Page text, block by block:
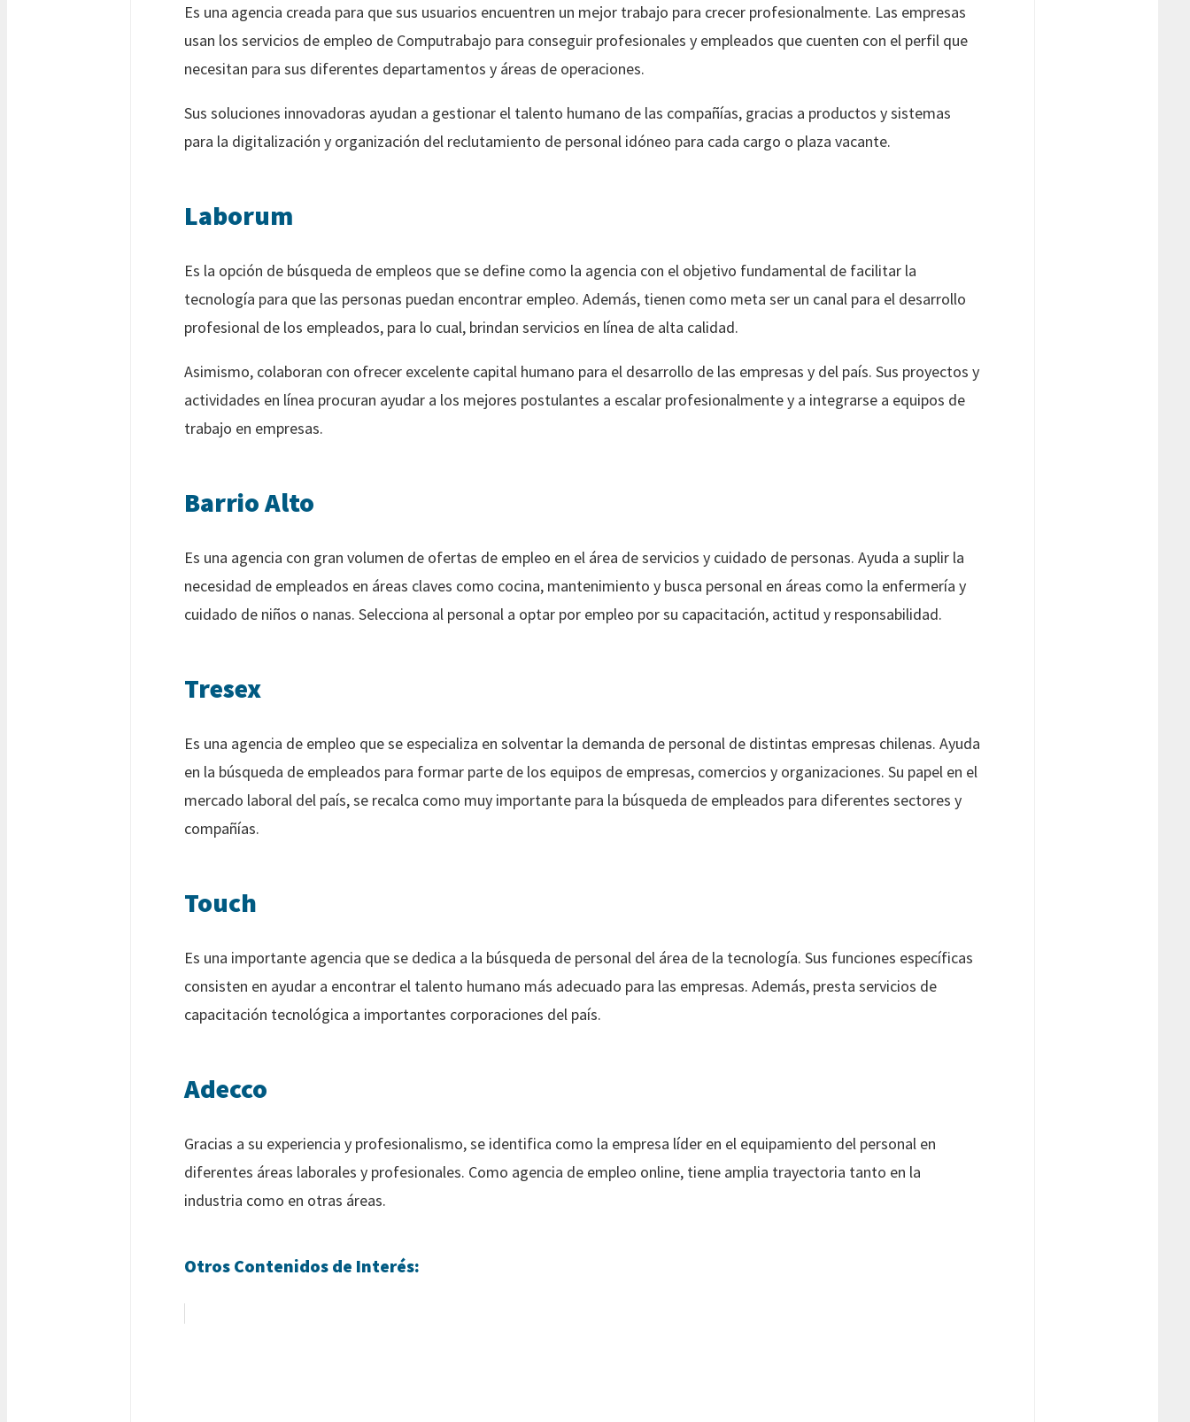
Es una agencia creada para que sus usuarios encuentren un mejor trabajo para crecer profesionalmente. Las empresas
usan los servicios de empleo de Computrabajo para conseguir profesionales y empleados que cuenten con el perfil que
necesitan para sus diferentes departamentos y áreas de operaciones.
Sus soluciones innovadoras ayudan a gestionar el talento humano de las compañías, gracias a productos y sistemas
para la digitalización y organización del reclutamiento de personal idóneo para cada cargo o plaza vacante.
Laborum
Es la opción de búsqueda de empleos que se define como la agencia con el objetivo fundamental de facilitar la
tecnología para que las personas puedan encontrar empleo. Además, tienen como meta ser un canal para el desarrollo
profesional de los empleados, para lo cual, brindan servicios en línea de alta calidad.
Asimismo, colaboran con ofrecer excelente capital humano para el desarrollo de las empresas y del país. Sus proyectos y
actividades en línea procuran ayudar a los mejores postulantes a escalar profesionalmente y a integrarse a equipos de
trabajo en empresas.
Barrio Alto
Es una agencia con gran volumen de ofertas de empleo en el área de servicios y cuidado de personas. Ayuda a suplir la
necesidad de empleados en áreas claves como cocina, mantenimiento y busca personal en áreas como la enfermería y
cuidado de niños o nanas. Selecciona al personal a optar por empleo por su capacitación, actitud y responsabilidad.
Tresex
Es una agencia de empleo que se especializa en solventar la demanda de personal de distintas empresas chilenas. Ayuda
en la búsqueda de empleados para formar parte de los equipos de empresas, comercios y organizaciones. Su papel en el
mercado laboral del país, se recalca como muy importante para la búsqueda de empleados para diferentes sectores y
compañías.
Touch
Es una importante agencia que se dedica a la búsqueda de personal del área de la tecnología. Sus funciones específicas
consisten en ayudar a encontrar el talento humano más adecuado para las empresas. Además, presta servicios de
capacitación tecnológica a importantes corporaciones del país.
Adecco
Gracias a su experiencia y profesionalismo, se identifica como la empresa líder en el equipamiento del personal en
diferentes áreas laborales y profesionales. Como agencia de empleo online, tiene amplia trayectoria tanto en la
industria como en otras áreas.
Otros Contenidos de Interés: